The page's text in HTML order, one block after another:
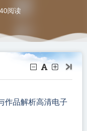
阅读
作品解析高清电子